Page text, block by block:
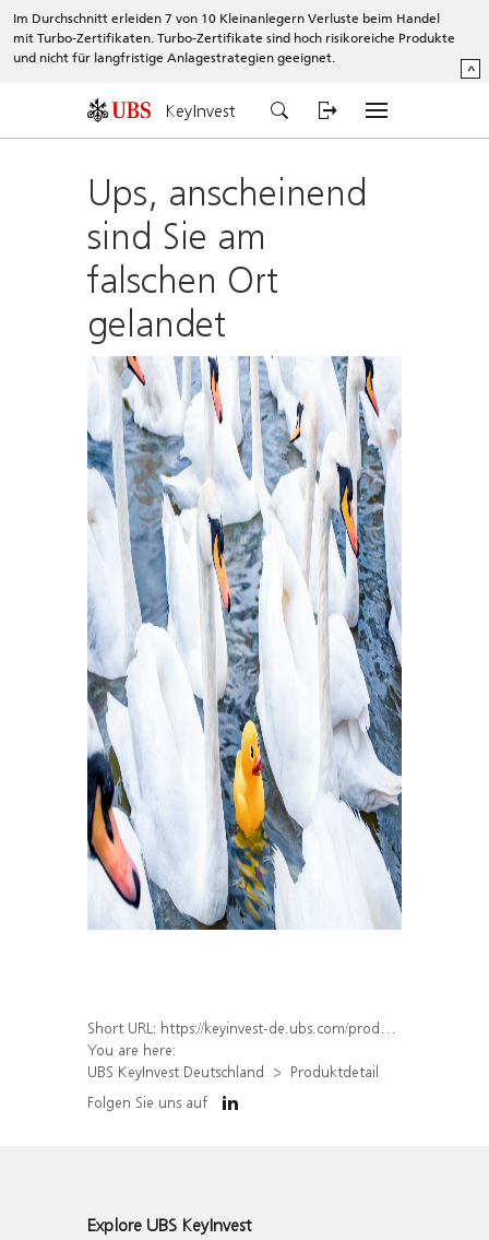
Im Durchschnitt erleiden 7 von 10 Kleinanlegern Verluste beim Handel
mit Turbo-Zertifikaten. Turbo-Zertifikate sind hoch risikoreiche Produkte
und nicht für langfristige Anlagestrategien geeignet.
^
KeyInvest
Ups, anscheinend
sind Sie am
falschen Ort
gelandet
Short URL: https://keyinvest-de.ubs.com/produkt/detail/index/isin/DE000WA8NF41
You are here:
UBS KeyInvest Deutschland
Produktdetail
Folgen Sie uns auf
Explore UBS KeyInvest